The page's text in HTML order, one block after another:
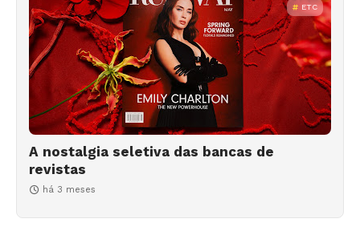
ETC
A nostalgia seletiva das bancas de
revistas
há 3 meses